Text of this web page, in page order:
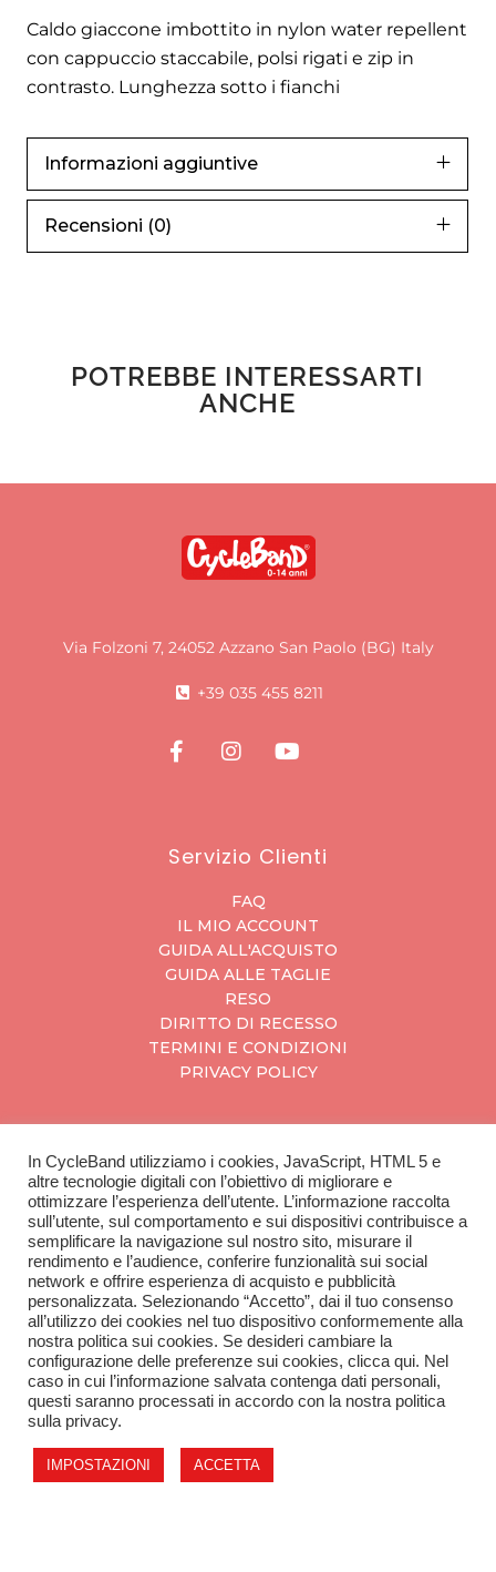
Caldo giaccone imbottito in nylon water repellent
con cappuccio staccabile, polsi rigati e zip in
contrasto. Lunghezza sotto i fianchi
Informazioni aggiuntive
Recensioni (0)
POTREBBE INTERESSARTI
ANCHE
Via Folzoni 7, 24052 Azzano San Paolo (BG) Italy
+39 035 455 8211
Servizio Clienti
FAQ
IL MIO ACCOUNT
GUIDA ALL'ACQUISTO
GUIDA ALLE TAGLIE
RESO
DIRITTO DI RECESSO
TERMINI E CONDIZIONI
PRIVACY POLICY
CycleBand
CONTATTI
SCOPRI IL CATALOGO
L'azienda
SU DI NOI
APRI IL TUO NEGOZIO
In CycleBand utilizziamo i cookies, JavaScript, HTML 5 e
altre tecnologie digitali con l’obiettivo di migliorare e
ottimizzare l’esperienza dell’utente. L’informazione raccolta
sull’utente, sul comportamento e sui dispositivi contribuisce a
semplificare la navigazione sul nostro sito, misurare il
rendimento e l’audience, conferire funzionalità sui social
network e offrire esperienza di acquisto e pubblicità
personalizzata. Selezionando “Accetto”, dai il tuo consenso
all’utilizzo dei cookies nel tuo dispositivo conformemente alla
nostra politica sui cookies. Se desideri cambiare la
configurazione delle preferenze sui cookies, clicca qui. Nel
caso in cui l’informazione salvata contenga dati personali,
questi saranno processati in accordo con la nostra politica
sulla privacy.
IMPOSTAZIONI ACCETTA